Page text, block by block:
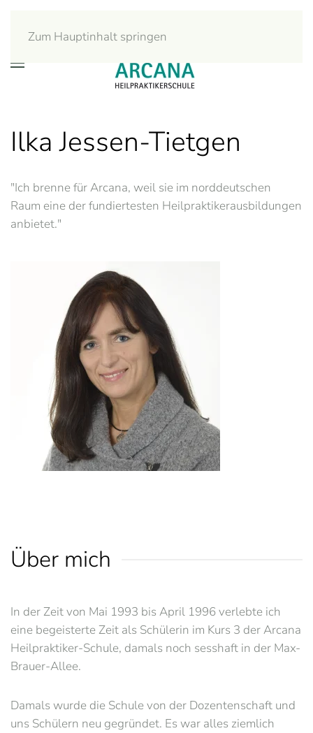
Zum Hauptinhalt springen
Ilka Jessen-Tietgen
"Ich brenne für Arcana, weil sie im norddeutschen
Raum eine der fundiertesten Heilpraktikerausbildungen
anbietet."
Über mich
In der Zeit von Mai 1993 bis April 1996 verlebte ich
eine begeisterte Zeit als Schülerin im Kurs 3 der Arcana
Heilpraktiker-Schule, damals noch sesshaft in der Max-
Brauer-Allee.
Damals wurde die Schule von der Dozentenschaft und
uns Schülern neu gegründet. Es war alles ziemlich